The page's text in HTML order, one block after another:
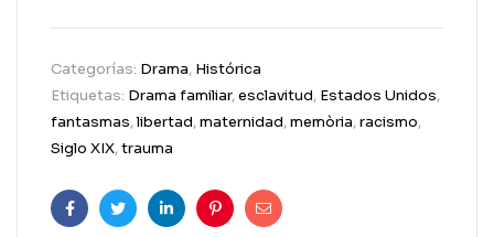
Categorías: Drama, Histórica
Etiquetas: Drama familiar,esclavitud, Estados Unidos,
fantasmas,libertad,maternidad,memòria,racismo,
Siglo XIX,trauma
FacebookTwitterLinkedinPinterestCorreo